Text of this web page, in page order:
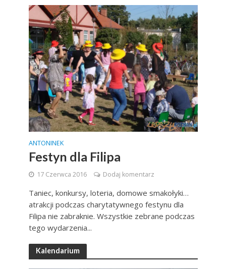
ANTONINEK
Festyn dla Filipa
17 Czerwca 2016 Dodaj komentarz
Taniec, konkursy, loteria, domowe smakołyki…
atrakcji podczas charytatywnego festynu dla
Filipa nie zabraknie. Wszystkie zebrane podczas
tego wydarzenia...
Kalendarium